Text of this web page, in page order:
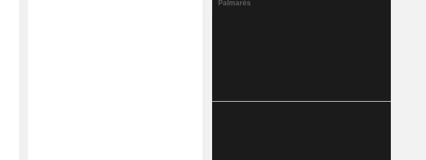
Palmarès